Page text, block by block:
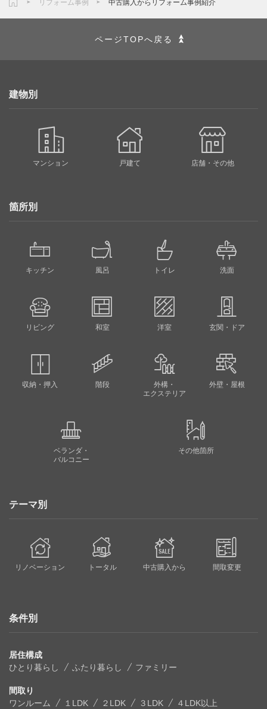
リフォーム事例 中古購入からリフォーム事例紹介
ページTOPへ戻る
建物別
マンション 戸建て 店舗・その他
箇所別
キッチン 風呂 トイレ 洗面
リビング 和室 洋室 玄関・ドア
収納・押入 階段
外構・
エクステリア
外壁・屋根
ベランダ・
バルコニー
その他箇所
テーマ別
リノベーション トータル 中古購入から 間取変更
条件別
居住構成
ひとり暮らし
ふたり暮らし ファミリー
間取り
ワンルーム
１LDK ２LDK ３LDK ４LDK以上